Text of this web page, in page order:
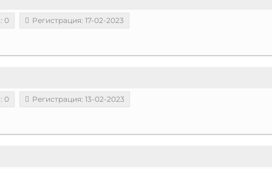
0 Регистрация: 17-02-2023
0 Регистрация: 13-02-2023